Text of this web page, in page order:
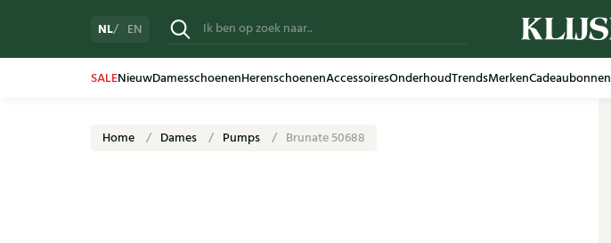
NL EN
SALENieuwDamesschoenenHerenschoenenAccessoiresOnderhoudTrendsMerkenCadeaubonnen
Home Dames Pumps Brunate 50688